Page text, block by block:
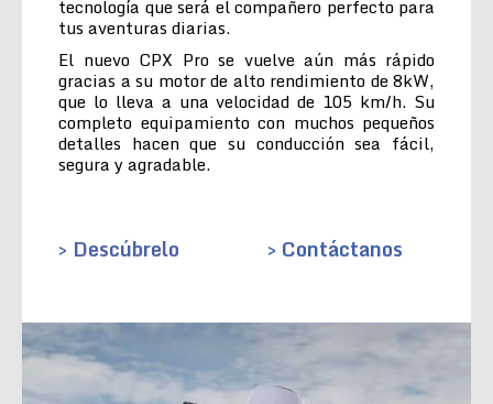
tecnología que será el compañero perfecto para
tus aventuras diarias.
El nuevo CPX Pro se vuelve aún más rápido
gracias a su motor de alto rendimiento de 8kW,
que lo lleva a una velocidad de 105 km/h. Su
completo equipamiento con muchos pequeños
detalles hacen que su conducción sea fácil,
segura y agradable.
> Descúbrelo > Contáctanos